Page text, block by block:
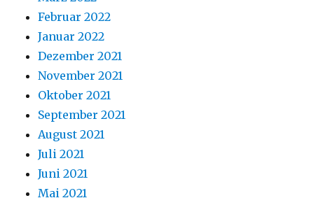
Februar 2022
Januar 2022
Dezember 2021
November 2021
Oktober 2021
September 2021
August 2021
Juli 2021
Juni 2021
Mai 2021